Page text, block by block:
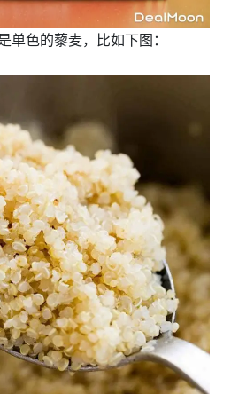
单色的藜麦，比如下图：